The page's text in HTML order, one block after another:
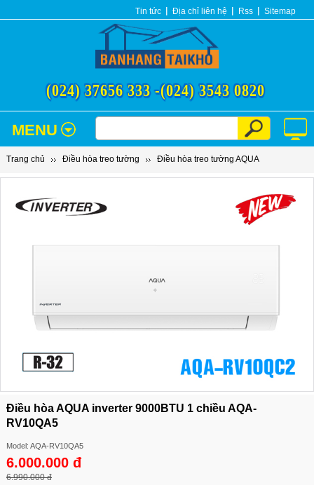
Tin tức Địa chỉ liên hệ Rss Sitemap
(024) 37656 333 -(024) 3543 0820
MENU
Trang chủ Điều hòa treo tường Điều hòa treo tường AQUA
Điều hòa AQUA inverter 9000BTU 1 chiều AQA-
RV10QA5
Model: AQA-RV10QA5
6.000.000 đ
6.990.000 đ